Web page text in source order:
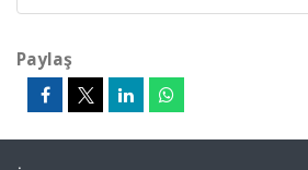
Paylaş